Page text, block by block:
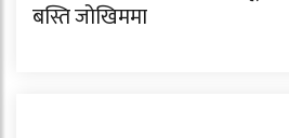
बस्ति जोखिममा